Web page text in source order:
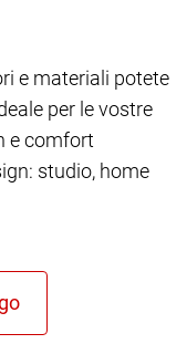
e materiali potete
per le vostre
e comfort
studio, home